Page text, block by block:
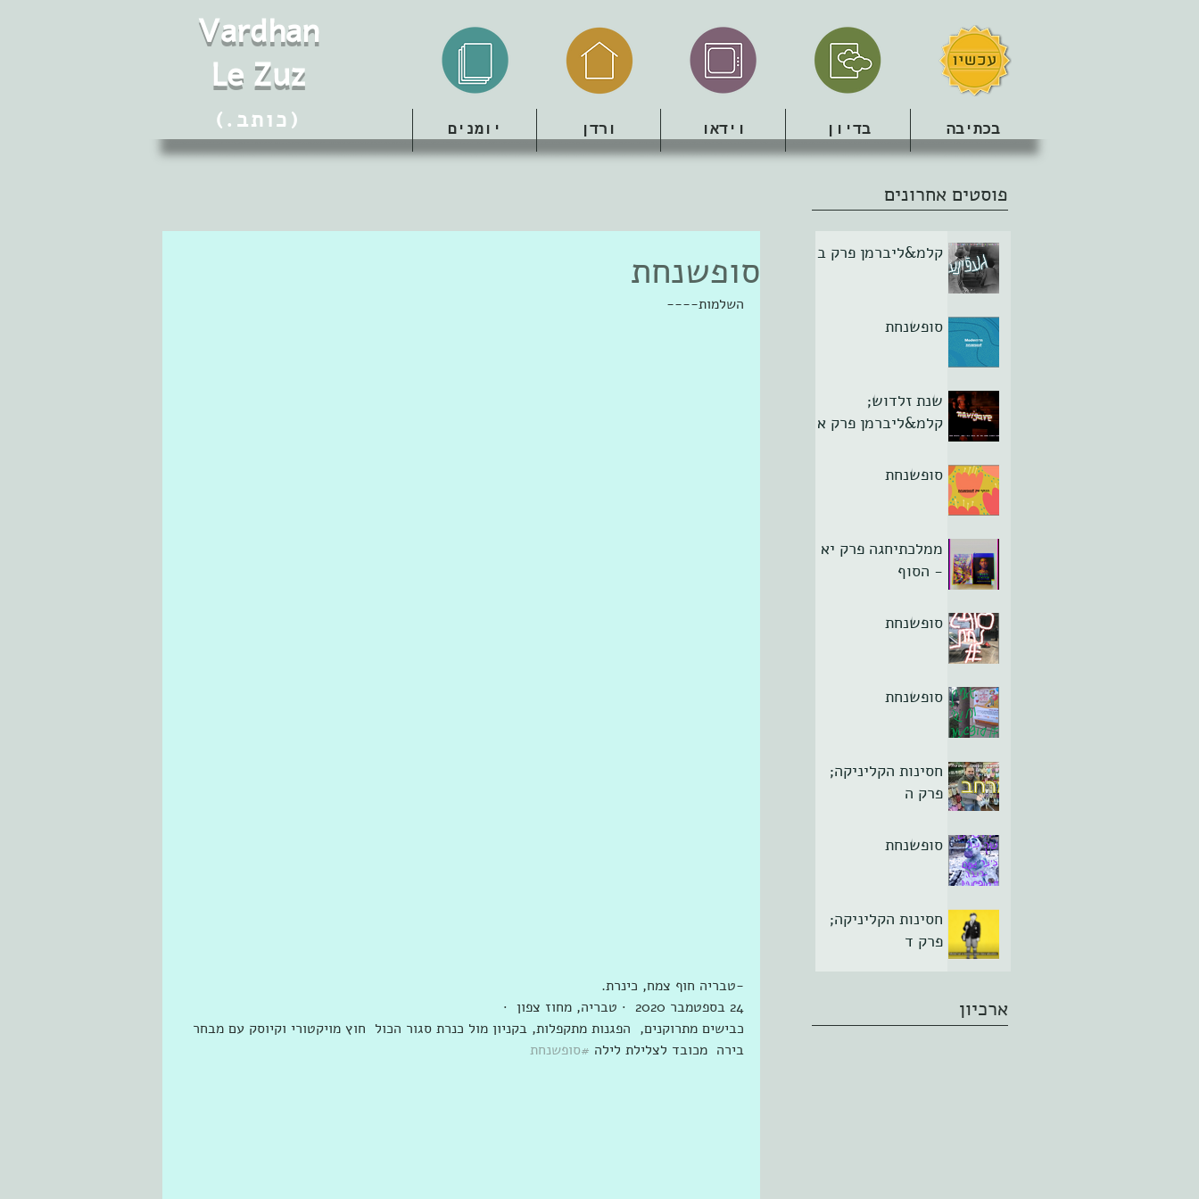
Vardhan
Le Zuz
(.כותב) בכתיבה בדיון וידאו ורדן יומנים
פוסטים אחרונים
סופשנחת
השלמות----
-‏טבריה חוף צמח, כינרת.‏
24 בספטמבר 2020  · ‏טבריה‏, ‏מחוז צפון‏  ·
כבישים מתרוקנים,  הפגנות מתקפלות, בקניון מול כנרת סגור הכול  חוץ מויקטורי וקיוסק עם מבחר
בירה  מכובד לצלילת לילה #סופשנחת
קלמ&ליברמן פרק ב
סופשנחת
שנת זלדוש;
קלמ&ליברמן פרק א
סופשנחת
ממלכתיחגה פרק יא
- הסוף
סופשנחת
סופשנחת
חסינות הקליניקה;
פרק ה
סופשנחת
חסינות הקליניקה;
פרק ד
ארכיון